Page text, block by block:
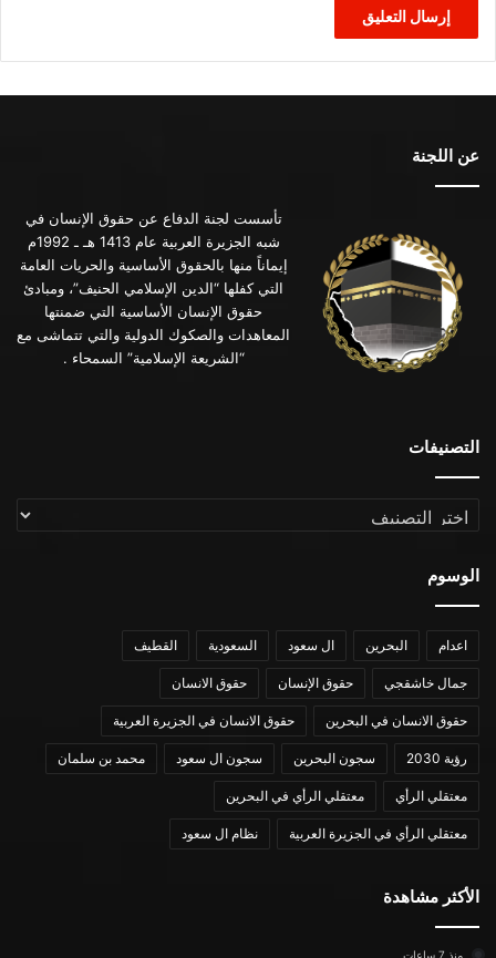
عن اللجنة
تأسست لجنة الدفاع عن حقوق الإنسان في
شبه الجزيرة العربية عام 1413 هـ ـ 1992م
إيماناً منها بالحقوق الأساسية والحريات العامة
التي كفلها “الدين الإسلامي الحنيف”، ومبادئ
حقوق الإنسان الأساسية التي ضمنتها
المعاهدات والصكوك الدولية والتي تتماشى مع
“الشريعة الإسلامية” السمحاء .
التصنيفات
التصنيفات
الوسوم
اعدام البحرين ال سعود السعودية القطيف
جمال خاشقجي حقوق الإنسان حقوق الانسان
حقوق الانسان في البحرين حقوق الانسان في الجزيرة العربية
رؤية 2030 سجون البحرين سجون ال سعود محمد بن سلمان
معتقلي الرأي معتقلي الرأي في البحرين
معتقلي الرأي في الجزيرة العربية نظام ال سعود
الأكثر مشاهدة
منذ 7 ساعات